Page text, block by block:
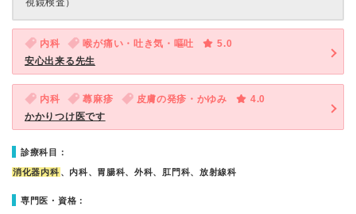
視鏡検査）
内科 喉が痛い・吐き気・嘔吐
5.0
安心出来る先生
内科 蕁麻疹 皮膚の発疹・かゆみ
4.0
かかりつけ医です
診療科目：
消化器内科 、内科、胃腸科、外科、肛門科、放射線科
専門医・資格：